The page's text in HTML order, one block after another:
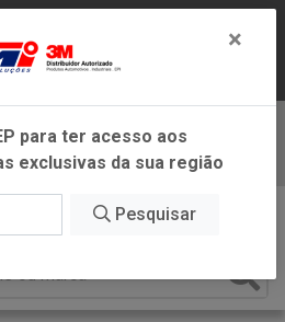
DO ESTADO DE
GERAIS.
Baixe já nosso APP
×
para ter acesso aos
exclusivas da sua região
Pesquisar